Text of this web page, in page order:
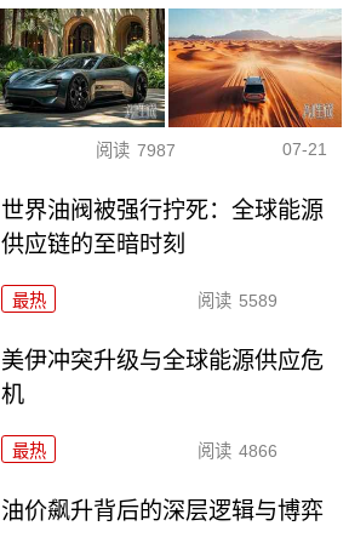
阅读 7987 07-21
世界油阀被强行拧死：全球能源
供应链的至暗时刻
最热 阅读 5589
美伊冲突升级与全球能源供应危
机
最热 阅读 4866
油价飙升背后的深层逻辑与博弈